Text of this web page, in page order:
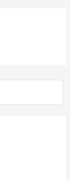
sa Lagune